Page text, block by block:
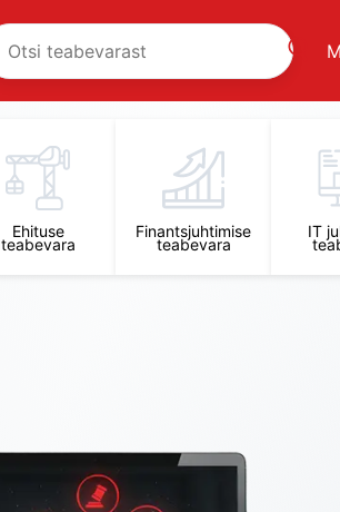
Ehituse
teabevara
Finantsjuhtimise
teabevara
IT